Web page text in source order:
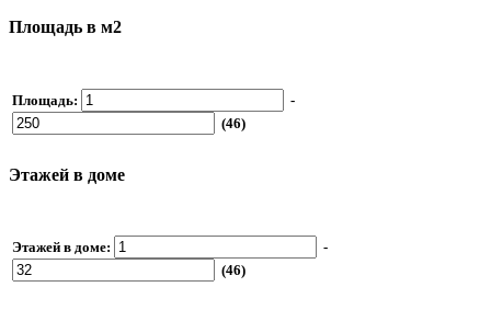
Площадь в м2
Площадь:
-
(46)
Этажей в доме
Этажей в доме:
-
(46)